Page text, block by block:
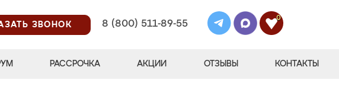
ЗВОНОК
8 (800) 511-89-55
0
РАССРОЧКА АКЦИИ ОТЗЫВЫ КОНТАКТЫ